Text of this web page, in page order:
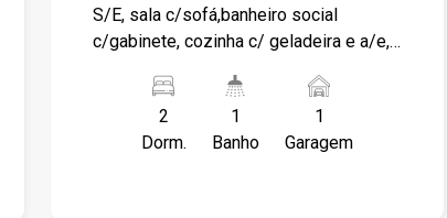
S/E, sala c/sofá,banheiro social
c/gabinete, cozinha c/ geladeira e a/e,
2
Dorm.
1
Banho
1
Garagem